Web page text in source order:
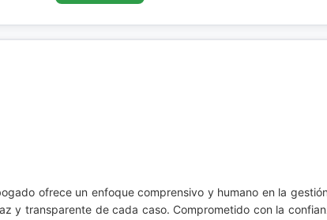
ofrece un enfoque comprensivo y humano en la
y transparente de cada caso. Comprometido con la